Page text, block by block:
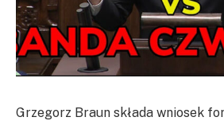
Grzegorz Braun składa wniosek